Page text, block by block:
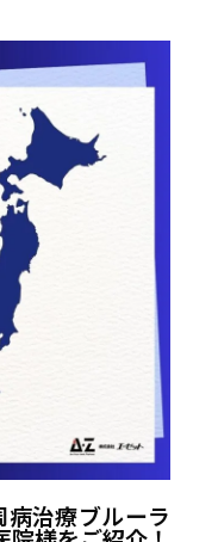
治療ブルーラ